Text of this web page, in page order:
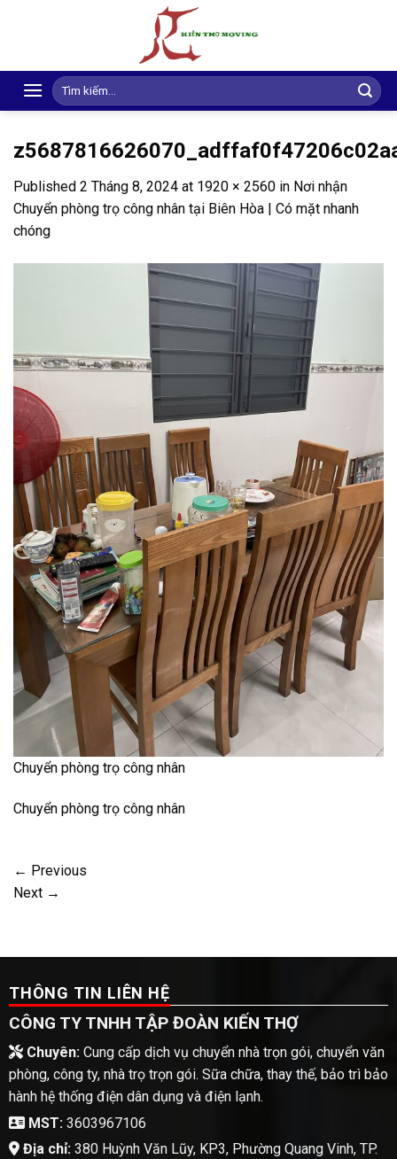
Search
for:
Published 2 Tháng 8, 2024 at 1920 × 2560 in Nơi nhận
Chuyển phòng trọ công nhân tại Biên Hòa | Có mặt nhanh
chóng
Chuyển phòng trọ công nhân
Chuyển phòng trọ công nhân
← Previous
Next →
THÔNG TIN LIÊN HỆ
CÔNG TY TNHH TẬP ĐOÀN KIẾN THỢ
Chuyên:Cung cấp dịch vụ chuyển nhà trọn gói, chuyển văn
phòng, công ty, nhà trọ trọn gói. Sữa chữa, thay thế, bảo trì bảo
hành hệ thống điện dân dụng và điện lạnh.
MST:3603967106
Địa chỉ:380 Huỳnh Văn Lũy, KP3, Phường Quang Vinh, TP.